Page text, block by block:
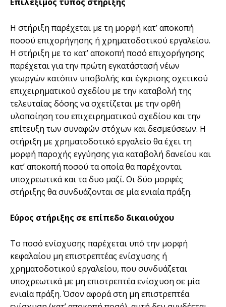
Η στήριξη παρέχεται µε τη µορφή κατ’ αποκοπή
ποσού επιχορήγησης ή χρηµατοδοτικού εργαλείου.
Η στήριξη µε το κατ’ αποκοπή ποσό επιχορήγησης
παρέχεται για την πρώτη εγκατάστασή νέων
γεωργών κατόπιν υποβολής και έγκρισης σχετικού
επιχειρηµατικού σχεδίου µε την καταβολή της
τελευταίας δόσης να σχετίζεται µε την ορθή
υλοποίηση του επιχειρηµατικού σχεδίου και την
επίτευξη των συναφών στόχων και δεσµεύσεων. Η
στήριξη µε χρηµατοδοτικό εργαλείο θα έχει τη
µορφή παροχής εγγύησης για καταβολή δανείου και
κατ’ αποκοπή ποσού τα οποία θα παρέχονται
υποχρεωτικά και τα δυο µαζί. Οι δύο µορφές
στήριξης θα συνδυάζονται σε µία ενιαία πράξη.
Εύρος στήριξης σε επίπεδο δικαιούχου
Το ποσό ενίσχυσης παρέχεται υπό την µορφή
κεφαλαίου µη επιστρεπτέας ενίσχυσης ή
χρηµατοδοτικού εργαλείου, που συνδυάζεται
υποχρεωτικά µε µη επιστρεπτέα ενίσχυση σε µία
ενιαία πράξη. Όσον αφορά στη µη επιστρεπτέα